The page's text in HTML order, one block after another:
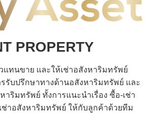
PROPERTY
แทนขาย และให้เช่าอสังหาริมทรัพย์
รับปรึกษาทางด้านอสังหาริมทรัพย์ และ
าริมทรัพย์ ทั้งการแนะนำเรื่อง ซื้อ-เช่า
ช่าอสังหาริมทรัพย์ ให้กับลูกค้าด้วยทีม